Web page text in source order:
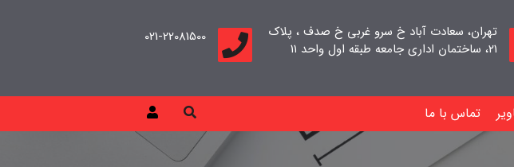
تهران، سعادت آباد خ سرو غربی خ صدف ، پلاک
۲۱، ساختمان اداری جامعه طبقه اول واحد ۱۱
021-22081500
تماس با ما